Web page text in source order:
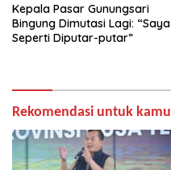
Kepala Pasar Gunungsari
Bingung Dimutasi Lagi: “Saya
Seperti Diputar-putar”
Rekomendasi untuk kamu